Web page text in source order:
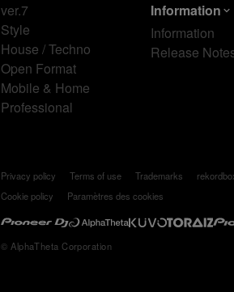
ver.7
Style
House / Techno
Open Format
Mobile & Home
Professional
Information
Information
Release
Privacy policy Terms of use Trademarks
Cookie policy
Paramètres des cookies
© AlphaTheta Corporation